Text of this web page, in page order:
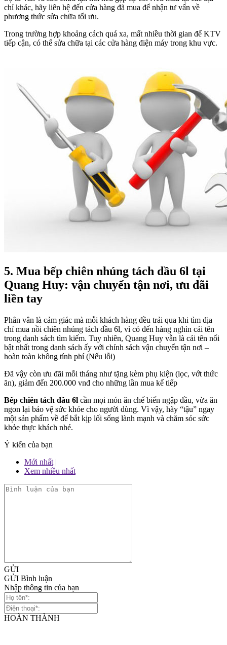
chỉ khác, hãy liên hệ đến cửa hàng đã mua để nhận tư vấn về
phương thức sửa chữa tối ưu.
Trong trường hợp khoảng cách quá xa, mất nhiều thời gian để KTV
tiếp cận, có thể sửa chữa tại các cửa hàng điện máy trong khu vực.
5. Mua bếp chiên nhúng tách dầu 6l tại
Quang Huy: vận chuyển tận nơi, ưu đãi
liền tay
Phân vân là cảm giác mà mỗi khách hàng đều trải qua khi tìm địa
chỉ mua nồi chiên nhúng tách dầu 6l, vì có đến hàng nghìn cái tên
trong danh sách tìm kiếm. Tuy nhiên, Quang Huy vẫn là cái tên nổi
bật nhất trong danh sách ấy với chính sách vận chuyển tận nơi –
hoàn toàn không tính phí (Nếu lỗi)
Đã vậy còn ưu đãi mỗi tháng như tặng kèm phụ kiện (lọc, vớt thức
ăn), giảm đến 200.000 vnđ cho những lần mua kế tiếp
Bếp chiên tách dầu 6l cần mọi món ăn chế biến ngập dầu, vừa ăn
ngon lại bảo vệ sức khỏe cho người dùng. Vì vậy, hãy “tậu” ngay
một sản phẩm về để bắt kịp lối sống lành mạnh và chăm sóc sức
khỏe thực khách nhé.
Ý kiến của bạn
Mới nhất |
Xem nhiều nhất
GỬI
GỬI Bình luận
Nhập thông tin của bạn
HOÀN THÀNH